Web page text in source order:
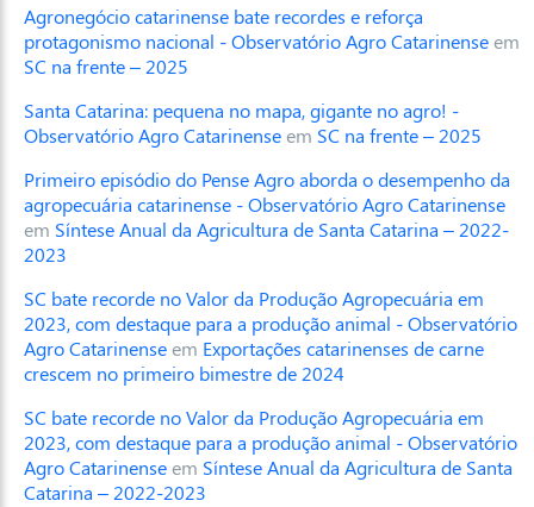
Agronegócio catarinense bate recordes e reforça
protagonismo nacional - Observatório Agro Catarinenseem
SC na frente – 2025
Santa Catarina: pequena no mapa, gigante no agro! -
Observatório Agro Catarinenseem SC na frente – 2025
Primeiro episódio do Pense Agro aborda o desempenho da
agropecuária catarinense - Observatório Agro Catarinense
em Síntese Anual da Agricultura de Santa Catarina – 2022-
2023
SC bate recorde no Valor da Produção Agropecuária em
2023, com destaque para a produção animal - Observatório
Agro Catarinenseem Exportações catarinenses de carne
crescem no primeiro bimestre de 2024
SC bate recorde no Valor da Produção Agropecuária em
2023, com destaque para a produção animal - Observatório
Agro Catarinenseem Síntese Anual da Agricultura de Santa
Catarina – 2022-2023